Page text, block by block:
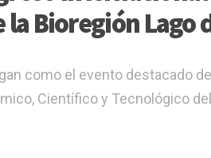
Bioregión Lago
como el evento destacado
Científico y Tecnológico